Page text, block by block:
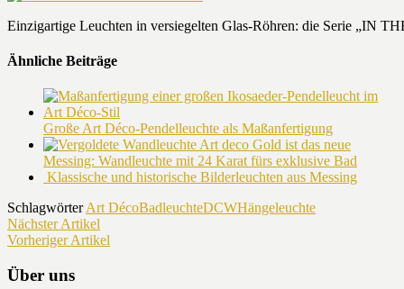
Einzigartige Leuchten in versiegelten Glas-Röhren: die Serie „IN
Ähnliche Beiträge
Große Art Déco-Pendelleuchte als Maßanfertigung
Gold ist das neue
Messing: Wandleuchte mit 24 Karat fürs exklusive Bad
Klassische und historische Bilderleuchten aus Messing
Schlagwörter Art DécoBadleuchteDCWHängeleuchte
Nächster Artikel
Vorheriger Artikel
Über uns